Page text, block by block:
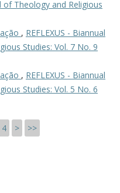
of Theology and Religious
, REFLEXUS - Biannual
Studies: Vol. 7 No. 9
, REFLEXUS - Biannual
Studies: Vol. 5 No. 6
4 > >>